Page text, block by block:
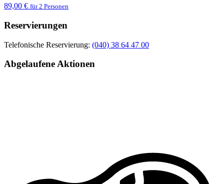
89,00 € für 2 Personen
Reservierungen
Telefonische Reservierung: (040) 38 64 47 00
Abgelaufene Aktionen